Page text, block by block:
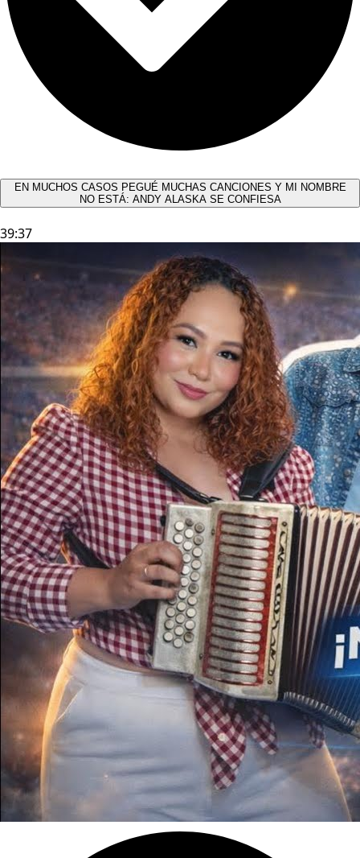
EN MUCHOS CASOS PEGUÉ MUCHAS CANCIONES Y MI NOMBRE
NO ESTÁ: ANDY ALASKA SE CONFIESA​
39:37